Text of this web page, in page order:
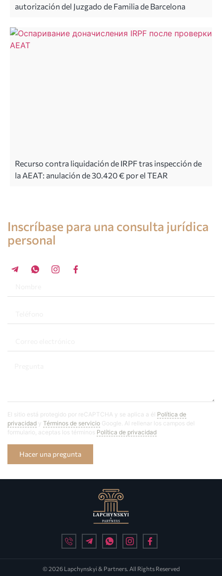
autorización del Juzgado de Familia de Barcelona
Recurso contra liquidación de IRPF tras inspección de
la AEAT: anulación de 30.420 € por el TEAR
Inscríbase para una consulta jurídica
personal
El sitio está protegido por reCAPTCHA y se aplica a él Política de
privacidad y Términos de servicio Google. Al rellenar los campos del
formulario, aceptas los términos Política de privacidad
Hacer una pregunta
© 2026 Lapchynskyi & Partners. All Rights Reserved